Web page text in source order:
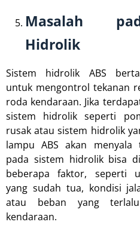
Masalah
Hidrolik
Sistem hidrolik ABS
untuk mengontrol tekanan
roda kendaraan. Jika
sistem hidrolik seperti
rusak atau sistem hidrolik
lampu ABS akan menyala
pada sistem hidrolik bisa
beberapa faktor, seperti
yang sudah tua, kondisi
atau beban yang
kendaraan.